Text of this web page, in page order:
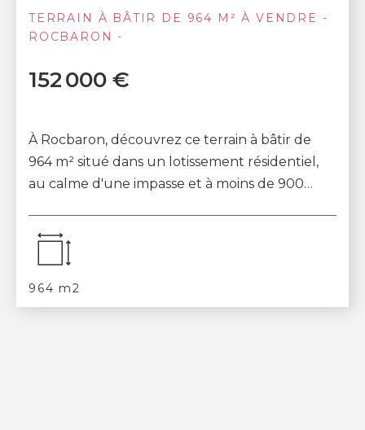
TERRAIN À BÂTIR DE 964 M² À VENDRE -
ROCBARON -
152 000 €
À Rocbaron, découvrez ce terrain à bâtir de
964 m² situé dans un lotissement résidentiel,
au calme d'une impasse et à moins de 900
964 m2